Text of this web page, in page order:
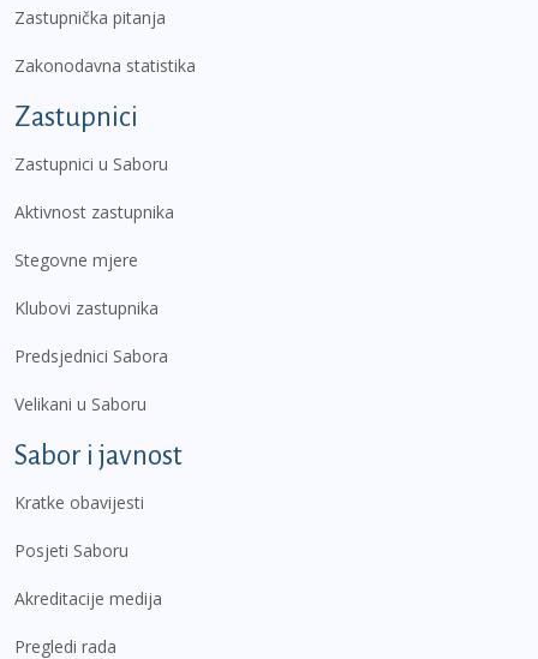
Zastupnička pitanja
Zakonodavna statistika
Zastupnici
Zastupnici u Saboru
Aktivnost zastupnika
Stegovne mjere
Klubovi zastupnika
Predsjednici Sabora
Velikani u Saboru
Sabor i javnost
Kratke obavijesti
Posjeti Saboru
Akreditacije medija
Pregledi rada